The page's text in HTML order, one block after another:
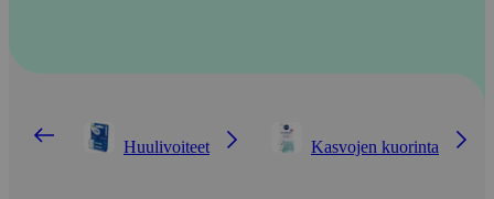
Huulivoiteet Kasvojen kuorinta